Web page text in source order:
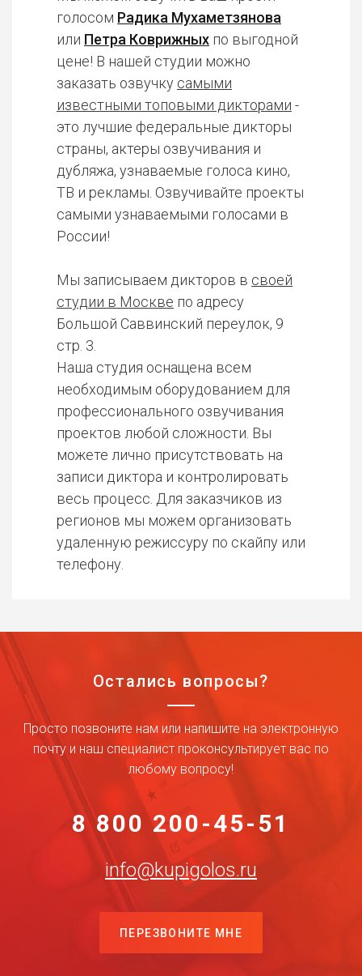
голосом Радика Мухаметзянова
или Петра Коврижных по выгодной
цене! В нашей студии можно
заказать озвучку самыми
известными топовыми дикторами -
это лучшие федеральные дикторы
страны, актеры озвучивания и
дубляжа, узнаваемые голоса кино,
ТВ и рекламы. Озвучивайте проекты
самыми узнаваемыми голосами в
России!
Мы записываем дикторов в своей
студии в Москве по адресу
Большой Саввинский переулок, 9
стр. 3.
Наша студия оснащена всем
необходимым оборудованием для
профессионального озвучивания
проектов любой сложности. Вы
можете лично присутствовать на
записи диктора и контролировать
весь процесс. Для заказчиков из
регионов мы можем организовать
удаленную режиссуру по скайпу или
телефону.
Остались вопросы?
Просто позвоните нам или напишите на электронную
почту и наш специалист проконсультирует вас по
любому вопросу!
8 800 200-45-51
info@kupigolos.ru
ПЕРЕЗВОНИТЕ МНЕ